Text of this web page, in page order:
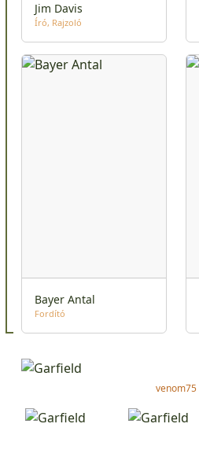
Jim Davis
Író Rajzoló
Bayer Antal
Fordító
venom75